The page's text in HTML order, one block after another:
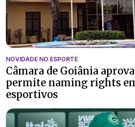
NOVIDADE NO ESPORTE
Câmara de Goiânia
permite naming rights
esportivos